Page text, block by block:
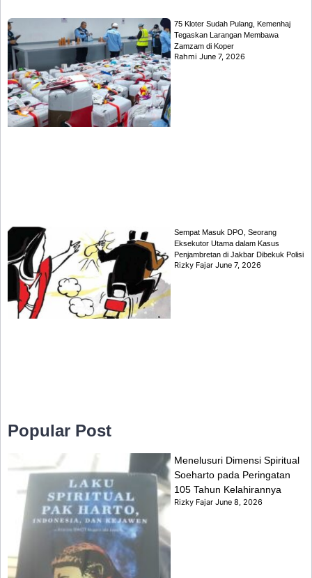
75 Kloter Sudah Pulang, Kemenhaj
Tegaskan Larangan Membawa
Zamzam di Koper
RahmiJune 7, 2026
Sempat Masuk DPO, Seorang
Eksekutor Utama dalam Kasus
Penjambretan di Jakbar Dibekuk Polisi
Rizky FajarJune 7, 2026
Popular Post
Menelusuri Dimensi Spiritual
Soeharto pada Peringatan
105 Tahun Kelahirannya
Rizky FajarJune 8, 2026